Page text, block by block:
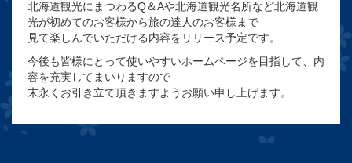
北海道観光にまつわるQ＆Aや北海道観光名所など北海道観
光が初めてのお客様から旅の達人のお客様まで
見て楽しんでいただける内容をリリース予定です。
今後も皆様にとって使いやすいホームページを目指して、内
容を充実してまいりますので
末永くお引き立て頂きますようお願い申し上げます。